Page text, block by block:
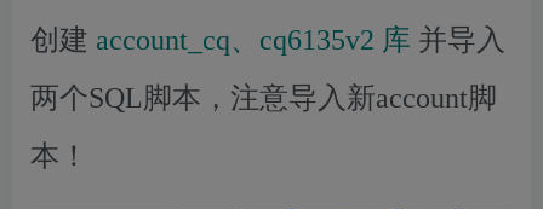
创建 account_cq、cq6135v2 库 并导入
两个SQL脚本，注意导入新account脚
本！